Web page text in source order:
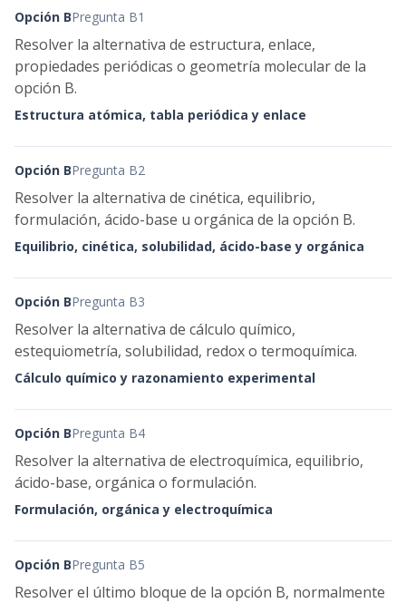
Opción BPregunta B1
Resolver la alternativa de estructura, enlace,
propiedades periódicas o geometría molecular de la
opción B.
Estructura atómica, tabla periódica y enlace
Opción BPregunta B2
Resolver la alternativa de cinética, equilibrio,
formulación, ácido-base u orgánica de la opción B.
Equilibrio, cinética, solubilidad, ácido-base y orgánica
Opción BPregunta B3
Resolver la alternativa de cálculo químico,
estequiometría, solubilidad, redox o termoquímica.
Cálculo químico y razonamiento experimental
Opción BPregunta B4
Resolver la alternativa de electroquímica, equilibrio,
ácido-base, orgánica o formulación.
Formulación, orgánica y electroquímica
Opción BPregunta B5
Resolver el último bloque de la opción B, normalmente